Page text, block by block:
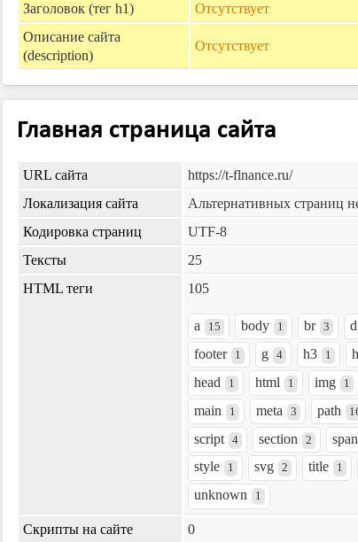
Заголовок (тег h1)
Отсутствует
Описание сайта
(description)
Отсутствует
Главная страница сайта
URL сайта
https://t-flnance.ru/
Локализация сайта
Альтернативных страниц
Кодировка страниц
UTF-8
Тексты
25
HTML теги
105
a 15 body 1 br 3
footer 1 g 4 h3 1
head 1 html 1 img 1
main 1 meta 3 path
script 4 section 2 span
style 1 svg 2 title 1
unknown 1
Скрипты на сайте
0